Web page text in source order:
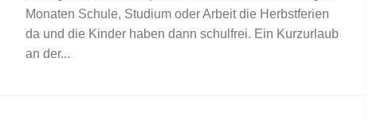
Monaten Schule, Studium oder Arbeit die Herbstferien
da und die Kinder haben dann schulfrei. Ein Kurzurlaub
an der...